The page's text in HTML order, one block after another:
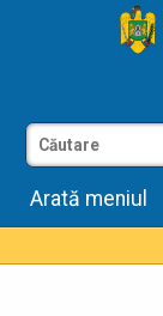
Arată meniul